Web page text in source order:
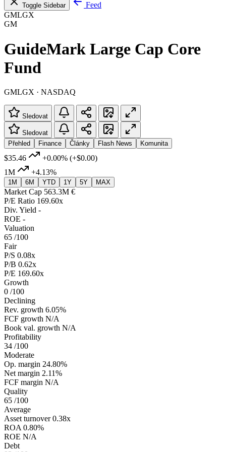
Toggle Sidebar
Feed
GMLGX
GM
GuideMark Large Cap Core
Fund
GMLGX · NASDAQ
Sledovat
Sledovat
Přehled
Finance Články Flash News Komunita
$35.46 +0.00% (+$0.00)
1M
+4.13%
1M 6M YTD 1Y 5Y MAX
Market Cap 563.3M €
P/E Ratio 169.60x
Div. Yield -
ROE -
Valuation
65 /100
Fair
P/S 0.08x
P/B 0.62x
P/E 169.60x
Growth
0 /100
Declining
Rev. growth 6.05%
FCF growth N/A
Book val. growth N/A
Profitability
34 /100
Moderate
Op. margin 24.80%
Net margin 2.11%
FCF margin N/A
Quality
65 /100
Average
Asset turnover 0.38x
ROA 0.80%
ROE N/A
Debt